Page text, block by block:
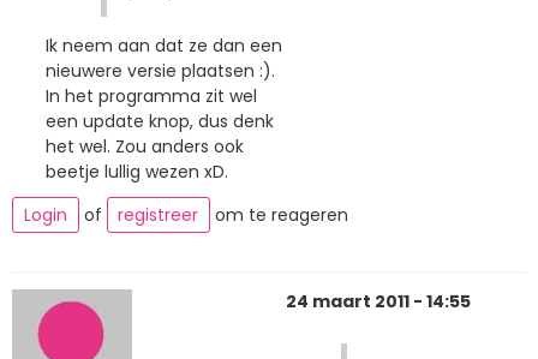
Ik neem aan dat ze dan een
nieuwere versie plaatsen :).
In het programma zit wel
een update knop, dus denk
het wel. Zou anders ook
beetje lullig wezen xD.
Login
of registreer om te reageren
24 maart 2011 - 14:55